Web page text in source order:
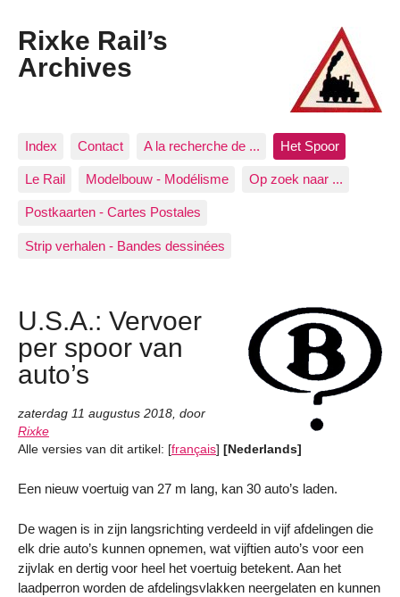
Rixke Rail’s
Archives
Index Contact A la recherche de ... Het Spoor
Le Rail Modelbouw - Modélisme Op zoek naar ...
Postkaarten - Cartes Postales
Strip verhalen - Bandes dessinées
U.S.A.: Vervoer
per spoor van
auto’s
zaterdag 11 augustus 2018, door
Rixke
Alle versies van dit artikel: [français] [Nederlands]
Een nieuw voertuig van 27 m lang, kan 30 auto’s laden.
De wagen is in zijn langsrichting verdeeld in vijf afdelingen die
elk drie auto’s kunnen opnemen, wat vijftien auto’s voor een
zijvlak en dertig voor heel het voertuig betekent. Aan het
laadperron worden de afdelingsvlakken neergelaten en kunnen